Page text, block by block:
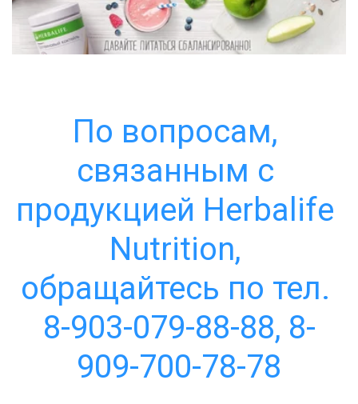
По вопросам,
связанным с
продукцией Herbalife
Nutrition,
обращайтесь по тел.
8-903-079-88-88, 8-
909-700-78-78